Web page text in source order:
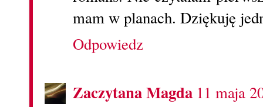
mam w planach. Dziękuję
Odpowiedz
Zaczytana Magda 11 maja